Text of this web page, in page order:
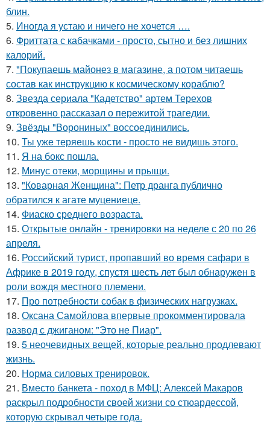
блин.
5. Иногда я устаю и ничего не хочется ….
6. Фриттата с кабачками - просто, сытно и без лишних
калорий.
7. "Покупаешь майонез в магазине, а потом читаешь
состав как инструкцию к космическому кораблю?
8. Звезда сериала "Кадетство" артем Терехов
откровенно рассказал о пережитой трагедии.
9. Звёзды "Ворониных" воссоединились.
10. Ты уже теряешь кости - просто не видишь этого.
11. Я на бокс пошла.
12. Минус отеки, морщины и прыщи.
13. "Коварная Женщина": Петр дранга публично
обратился к агате муцениеце.
14. Фиаско среднего возраста.
15. Открытые онлайн - тренировки на неделе с 20 по 26
апреля.
16. Российский турист, пропавший во время сафари в
Африке в 2019 году, спустя шесть лет был обнаружен в
роли вождя местного племени.
17. Про потребности собак в физических нагрузках.
18. Оксана Самойлова впервые прокомментировала
развод с джиганом: "Это не Пиар".
19. 5 неочевидных вещей, которые реально продлевают
жизнь.
20. Норма силовых тренировок.
21. Вместо банкета - поход в МФЦ: Алексей Макаров
раскрыл подробности своей жизни со стюардессой,
которую скрывал четыре года.